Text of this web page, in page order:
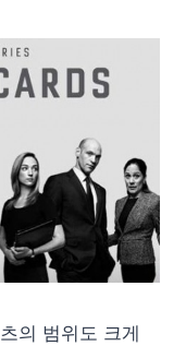
의 범위도 크게